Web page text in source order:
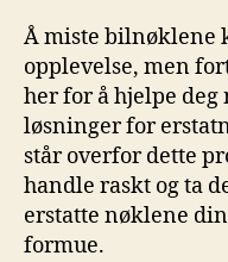
Å miste bilnøklene
opplevelse,‍ men
her for å hjelpe
løsninger for
står‍ overfor dette
handle raskt og ta
erstatte nøklene
formue.